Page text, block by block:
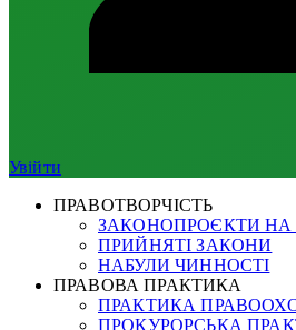
Увійти
ПРАВОТВОРЧІСТЬ
ЗАКОНОПРОЄКТИ НА
ПРИЙНЯТІ ЗАКОНИ
НАБУЛИ ЧИННОСТІ
ПРАВОВА ПРАКТИКА
ПРАКТИКА
ПРОКУРОРСЬКА